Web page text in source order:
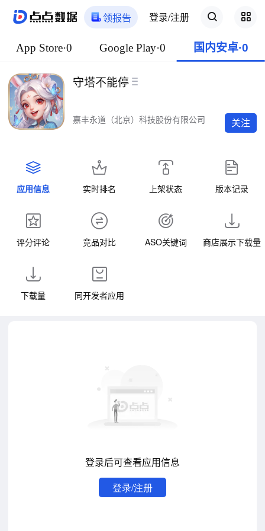
领报告 登录/注册
App Store·0 Google Play·0 国内安卓·0
守塔不能停
嘉丰永道（北京）科技股份有限公司 关注
应用信息 实时排名 上架状态 版本记录
评分评论 竞品对比 ASO关键词 商店展示下载量
下载量 同开发者应用
登录后可查看应用信息
登录/注册